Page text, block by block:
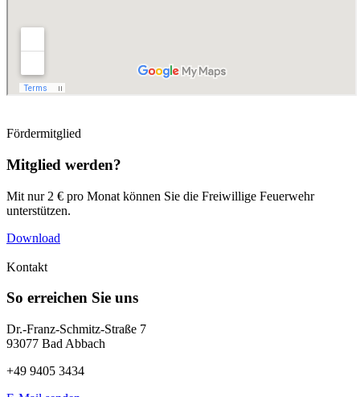
Fördermitglied
Mitglied werden?
Mit nur 2 € pro Monat können Sie die Freiwillige Feuerwehr
unterstützen.
Download
Kontakt
So erreichen Sie uns
Dr.-Franz-Schmitz-Straße 7
93077 Bad Abbach
+49 9405 3434